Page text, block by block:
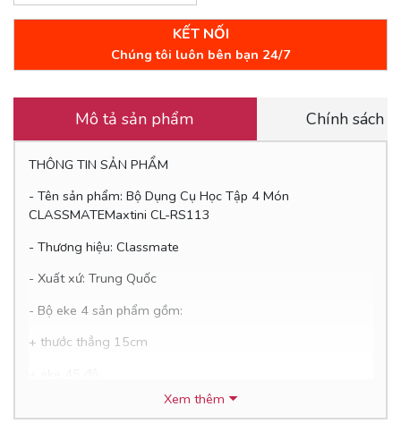
KẾT NỐI
Chúng tôi luôn bên bạn 24/7
Mô tả sản phẩm Chính sách
THÔNG TIN SẢN PHẨM
- Tên sản phẩm: Bộ Dụng Cụ Học Tập 4 Món
CLASSMATEMaxtini CL-RS113
- Thương hiệu: Classmate
- Xuất xứ: Trung Quốc
- Bộ eke 4 sản phẩm gồm:
+ thước thẳng 15cm
Xem thêm